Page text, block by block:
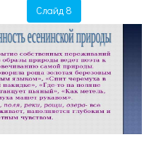
Слайд 8